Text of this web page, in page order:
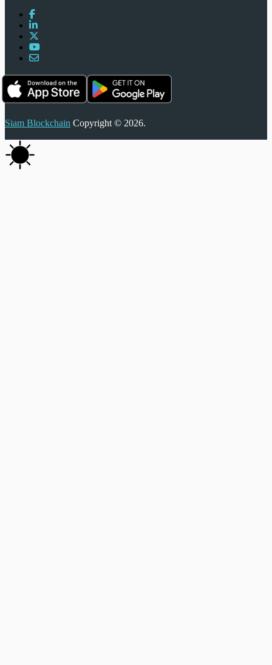
Siam Blockchain Copyright © 2026.